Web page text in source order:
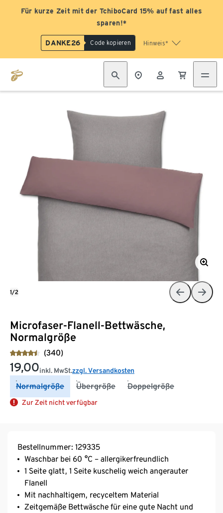
Für kurze Zeit mit der TchiboCard 15% auf fast alles
sparen!*
DANKE26 Code kopieren Hinweis*
Microfaser-Flanell-Bettwäsche,
Normalgröße
(340)
19,00inkl. MwSt.zzgl. Versandkosten
Normalgröße Übergröße Doppelgröße
Zur Zeit nicht verfügbar
1/2
Bestellnummer: 129335
Waschbar bei 60 °C – allergikerfreundlich
1 Seite glatt, 1 Seite kuschelig weich angerauter
Flanell
Mit nachhaltigem, recyceltem Material
Zeitgemäße Bettwäsche für eine gute Nacht und